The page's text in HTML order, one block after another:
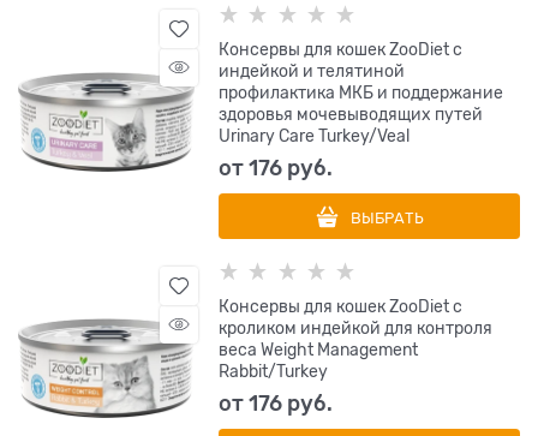
Консервы для кошек ZooDiet с
индейкой и телятиной
профилактика МКБ и поддержание
здоровья мочевыводящих путей
Urinary Care Turkey/Veal
от176 руб.
ВЫБРАТЬ
Консервы для кошек ZooDiet с
кроликом индейкой для контроля
веса Weight Management
Rabbit/Turkey
от176 руб.